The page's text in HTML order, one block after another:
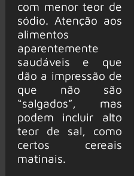
com menor teor de
sódio. Atenção aos
alimentos
aparentemente
saudáveis e que
dão a impressão de
que não são
“salgados”, mas
podem incluir alto
teor de sal, como
certos cereais
matinais.